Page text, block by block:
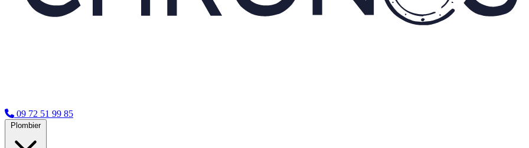
09 72 51 99 85
Plombier